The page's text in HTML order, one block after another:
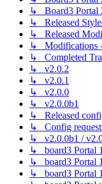
↳ Board3 Portal
↳ Released
↳ Released
↳ Modifications
↳ Completed
↳ v2.0.2
↳ v2.0.1
↳ v2.0.0
↳ v2.0.0b1
↳ Released
↳ Config
↳ v2.0.0b1 /
↳ board3 Portal
↳ board3 Portal
↳ board3 Portal